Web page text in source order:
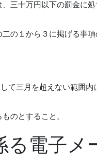
三十万円以下の罰金に処
の１から３に掲げる事
て三月を超えない範囲
のとすること。
る電子メ